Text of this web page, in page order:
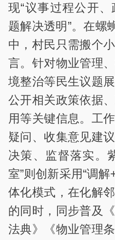
现“议事过程公开
题解决透明”。在螺
中，村民只需搬个
言。针对物业管理
境整治等民生议题
公开相关政策依据
用等关键信息。工
疑问、收集意见建
决策、监督落实。
室”则创新采用“调
体化模式，在化解
的同时，同步普及
法典》《物业管理